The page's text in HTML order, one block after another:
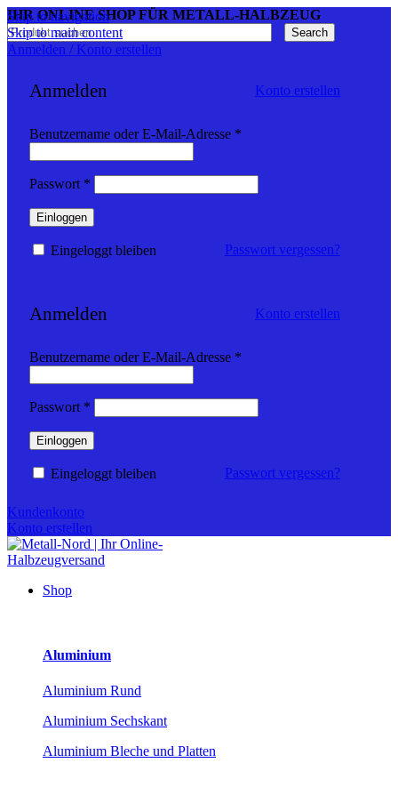
Skip to navigation
Skip to main content
IHR ONLINE SHOP FÜR METALL-HALBZEUG
Search
Anmelden / Konto erstellen
Anmelden Konto erstellen
Benutzername oder E-Mail-Adresse *
Passwort *
Einloggen
Passwort vergessen?
Eingeloggt bleiben
Anmelden Konto erstellen
Benutzername oder E-Mail-Adresse *
Passwort *
Einloggen
Passwort vergessen?
Eingeloggt bleiben
Kundenkonto
Konto erstellen
Shop
Aluminium
Aluminium Rund
Aluminium Sechskant
Aluminium Bleche und Platten